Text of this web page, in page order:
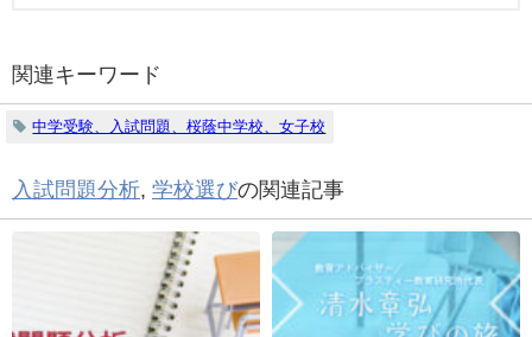
関連キーワード
中学受験、入試問題、桜蔭中学校、女子校
入試問題分析, 学校選びの関連記事